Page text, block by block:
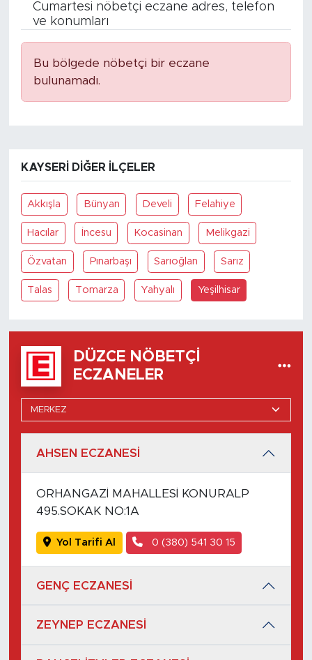
Cumartesi nöbetçi eczane adres, telefon
ve konumları
Bu bölgede nöbetçi bir eczane
bulunamadı.
KAYSERI DIĞER İLÇELER
Akkışla Bünyan Develi Felahiye
Hacılar İncesu Kocasinan Melikgazi
Özvatan Pınarbaşı Sarıoğlan Sarız
Talas Tomarza Yahyalı Yeşilhisar
DÜZCE NÖBETÇI
ECZANELER
AHSEN ECZANESİ
ORHANGAZİ MAHALLESİ KONURALP
495.SOKAK NO:1A
Yol Tarifi Al 0 (380) 541 30 15
GENÇ ECZANESİ
ZEYNEP ECZANESİ